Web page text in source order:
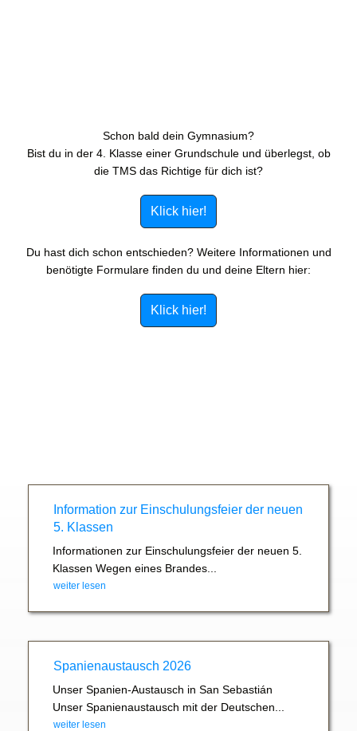
Schon bald dein Gymnasium?
Bist du in der 4. Klasse einer Grundschule und überlegst, ob
die TMS das Richtige für dich ist?
Klick hier!
Du hast dich schon entschieden? Weitere Informationen und
benötigte Formulare finden du und deine Eltern hier:
Klick hier!
Information zur Einschulungsfeier der neuen
5. Klassen
Informationen zur Einschulungsfeier der neuen 5.
Klassen Wegen eines Brandes...
weiter lesen
Spanienaustausch 2026
Unser Spanien-Austausch in San Sebastián
Unser Spanienaustausch mit der Deutschen...
weiter lesen